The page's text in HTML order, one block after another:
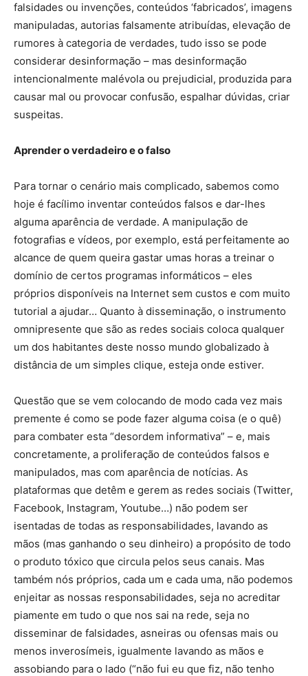
falsidades ou invenções, conteúdos ‘fabricados’, imagens
manipuladas, autorias falsamente atribuídas, elevação de
rumores à categoria de verdades, tudo isso se pode
considerar desinformação – mas desinformação
intencionalmente malévola ou prejudicial, produzida para
causar mal ou provocar confusão, espalhar dúvidas, criar
suspeitas.
Aprender o verdadeiro e o falso
Para tornar o cenário mais complicado, sabemos como
hoje é facílimo inventar conteúdos falsos e dar-lhes
alguma aparência de verdade. A manipulação de
fotografias e vídeos, por exemplo, está perfeitamente ao
alcance de quem queira gastar umas horas a treinar o
domínio de certos programas informáticos – eles
próprios disponíveis na Internet sem custos e com muito
tutorial a ajudar… Quanto à disseminação, o instrumento
omnipresente que são as redes sociais coloca qualquer
um dos habitantes deste nosso mundo globalizado à
distância de um simples clique, esteja onde estiver.
Questão que se vem colocando de modo cada vez mais
premente é como se pode fazer alguma coisa (e o quê)
para combater esta “desordem informativa” – e, mais
concretamente, a proliferação de conteúdos falsos e
manipulados, mas com aparência de notícias. As
plataformas que detêm e gerem as redes sociais (Twitter,
Facebook, Instagram, Youtube…) não podem ser
isentadas de todas as responsabilidades, lavando as
mãos (mas ganhando o seu dinheiro) a propósito de todo
o produto tóxico que circula pelos seus canais. Mas
também nós próprios, cada um e cada uma, não podemos
enjeitar as nossas responsabilidades, seja no acreditar
piamente em tudo o que nos sai na rede, seja no
disseminar de falsidades, asneiras ou ofensas mais ou
menos inverosímeis, igualmente lavando as mãos e
assobiando para o lado (“não fui eu que fiz, não tenho